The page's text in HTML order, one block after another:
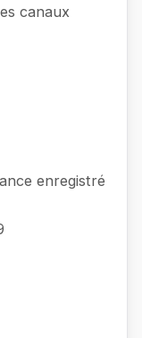
canaux
enregistré